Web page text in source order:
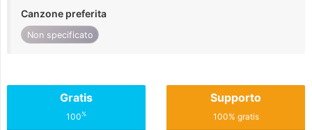
Canzone preferita
Non specificato
Gratis
100%
Supporto
100% gratis